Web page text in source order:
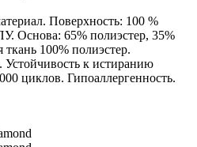
Поверхность: 100 %
Основа: 65% полиэстер, 35%
100% полиэстер.
Устойчивость к истиранию
циклов. Гипоаллергенность.